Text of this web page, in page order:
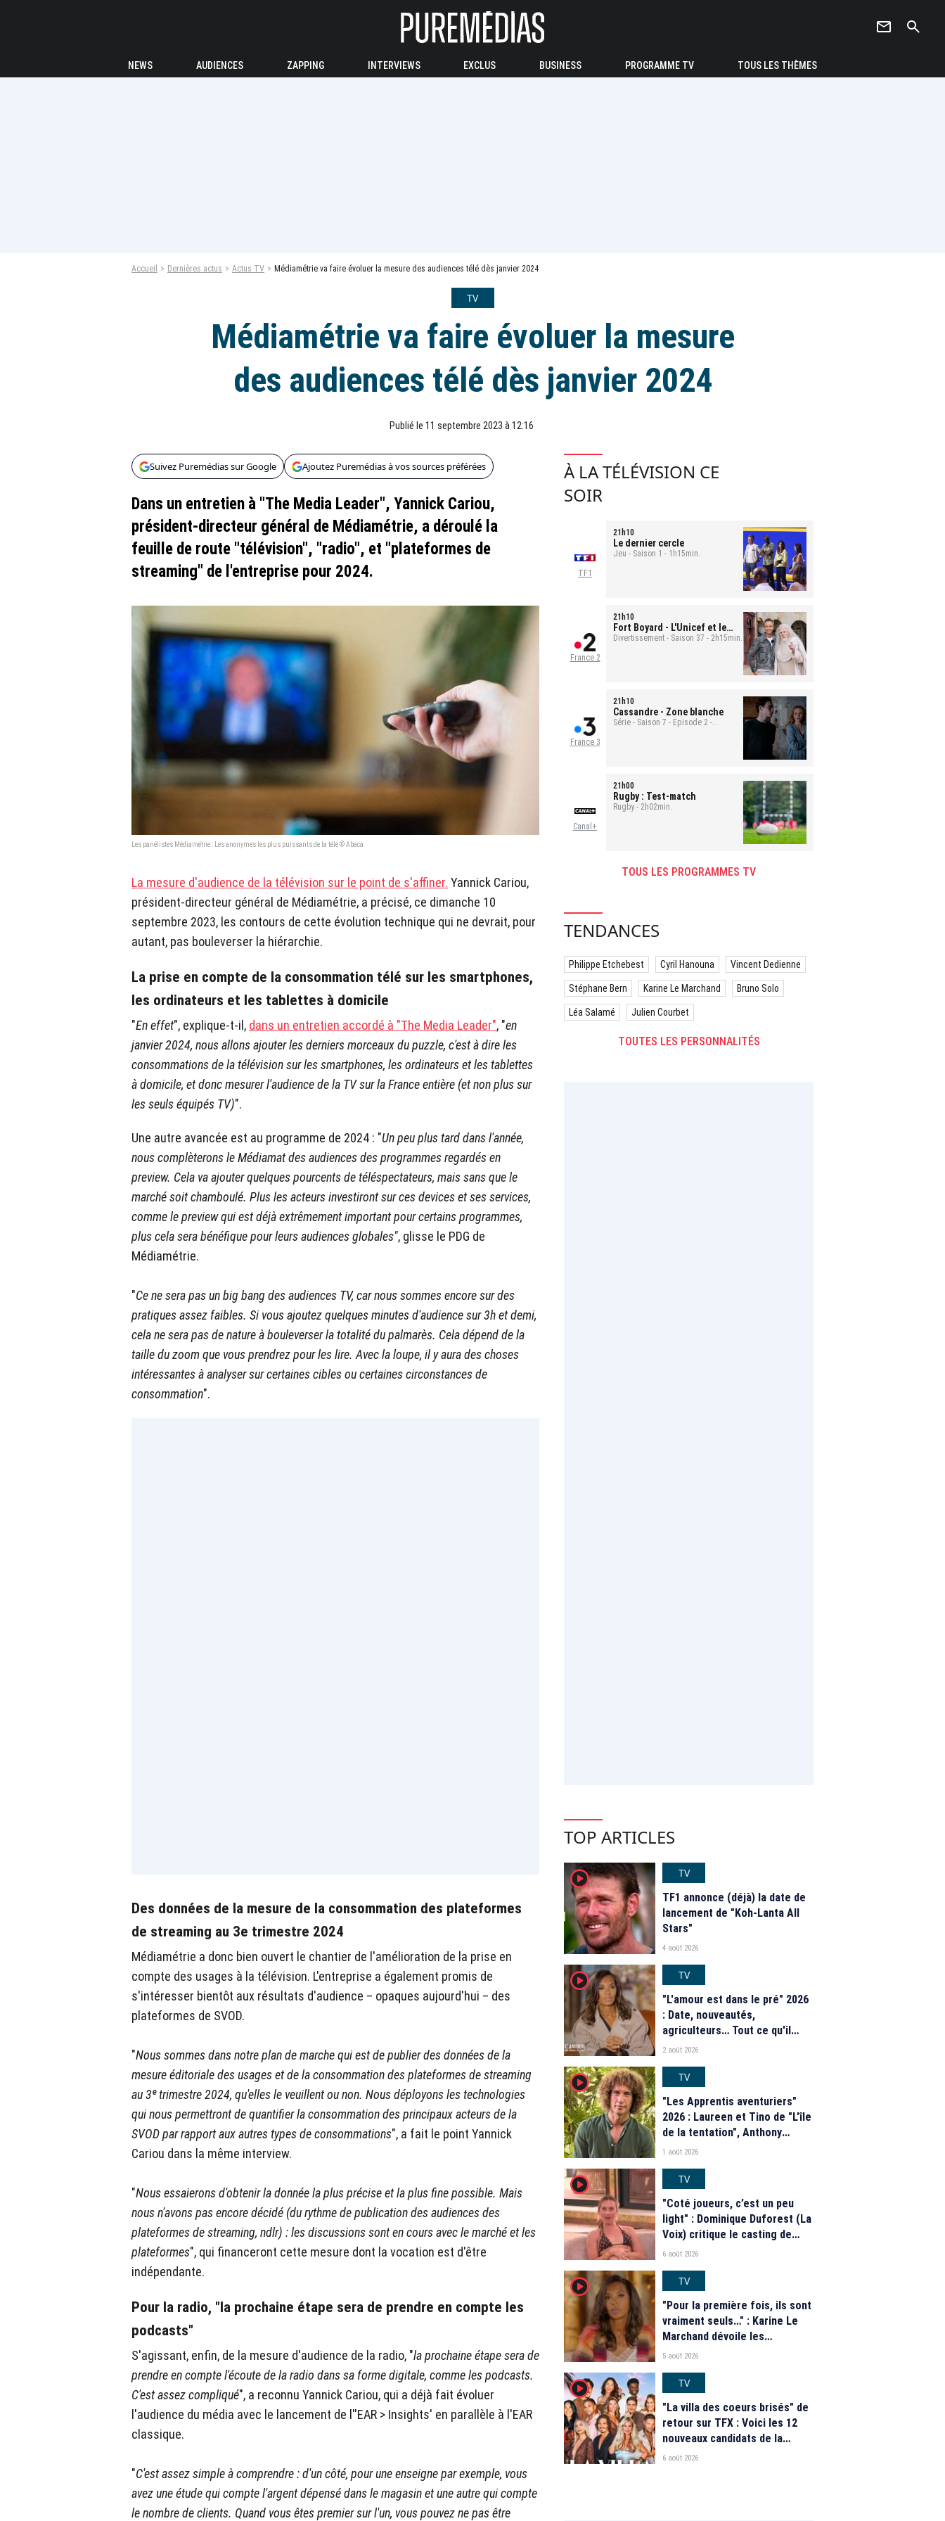
newsletter search
NEWS AUDIENCES ZAPPING INTERVIEWS EXCLUS BUSINESS PROGRAMME TV TOUS LES THÈMES
Accueil Dernières actus Actus TV Médiamétrie va faire évoluer la mesure des audiences télé dès janvier 2024
TV
Médiamétrie va faire évoluer la mesure
des audiences télé dès janvier 2024
Publié le 11 septembre 2023 à 12:16
Suivez Puremédias sur Google Ajoutez Puremédias à vos sources préférées
Dans un entretien à "The Media Leader", Yannick Cariou,
président-directeur général de Médiamétrie, a déroulé la
feuille de route "télévision", "radio", et "plateformes de
streaming" de l'entreprise pour 2024.
Les panélistes Médiamétrie : Les anonymes les plus puissants de la télé © Abaca
La mesure d'audience de la télévision sur le point de s'affiner. Yannick Cariou,
président-directeur général de Médiamétrie, a précisé, ce dimanche 10
septembre 2023, les contours de cette évolution technique qui ne devrait, pour
autant, pas bouleverser la hiérarchie.
La prise en compte de la consommation télé sur les smartphones,
les ordinateurs et les tablettes à domicile
"En effet", explique-t-il, dans un entretien accordé à "The Media Leader", "en
janvier 2024, nous allons ajouter les derniers morceaux du puzzle, c'est à dire les
consommations de la télévision sur les smartphones, les ordinateurs et les tablettes
à domicile, et donc mesurer l'audience de la TV sur la France entière (et non plus sur
les seuls équipés TV)".
Une autre avancée est au programme de 2024 : "Un peu plus tard dans l'année,
nous complèterons le Médiamat des audiences des programmes regardés en
preview. Cela va ajouter quelques pourcents de téléspectateurs, mais sans que le
marché soit chamboulé. Plus les acteurs investiront sur ces devices et ses services,
comme le preview qui est déjà extrêmement important pour certains programmes,
plus cela sera bénéfique pour leurs audiences globales", glisse le PDG de
Médiamétrie.
"Ce ne sera pas un big bang des audiences TV, car nous sommes encore sur des
pratiques assez faibles. Si vous ajoutez quelques minutes d'audience sur 3h et demi,
cela ne sera pas de nature à bouleverser la totalité du palmarès. Cela dépend de la
taille du zoom que vous prendrez pour les lire. Avec la loupe, il y aura des choses
intéressantes à analyser sur certaines cibles ou certaines circonstances de
consommation".
Des données de la mesure de la consommation des plateformes
de streaming au 3e trimestre 2024
Médiamétrie a donc bien ouvert le chantier de l'amélioration de la prise en
compte des usages à la télévision. L'entreprise a également promis de
s'intéresser bientôt aux résultats d'audience – opaques aujourd'hui – des
plateformes de SVOD.
"Nous sommes dans notre plan de marche qui est de publier des données de la
mesure éditoriale des usages et de la consommation des plateformes de streaming
au 3ᵉ trimestre 2024, qu'elles le veuillent ou non. Nous déployons les technologies
qui nous permettront de quantifier la consommation des principaux acteurs de la
SVOD par rapport aux autres types de consommations", a fait le point Yannick
Cariou dans la même interview.
"Nous essaierons d'obtenir la donnée la plus précise et la plus fine possible. Mais
nous n'avons pas encore décidé (du rythme de publication des audiences des
plateformes de streaming, ndlr) : les discussions sont en cours avec le marché et les
plateformes", qui financeront cette mesure dont la vocation est d'être
indépendante.
Pour la radio, "la prochaine étape sera de prendre en compte les
podcasts"
S'agissant, enfin, de la mesure d'audience de la radio, "la prochaine étape sera de
prendre en compte l'écoute de la radio dans sa forme digitale, comme les podcasts.
C'est assez compliqué", a reconnu Yannick Cariou, qui a déjà fait évoluer
l'audience du média avec le lancement de l''EAR > Insights' en parallèle à l'EAR
classique.
"C'est assez simple à comprendre : d'un côté, pour une enseigne par exemple, vous
avez une étude qui compte l'argent dépensé dans le magasin et une autre qui compte
le nombre de clients. Quand vous êtes premier sur l'un, vous pouvez ne pas être
À LA TÉLÉVISION CE
SOIR
TF1
21h10
Le dernier cercle
Jeu - Saison 1 - 1h15min.
France 2
21h10
Fort Boyard - L'Unicef et le
Refuge
Divertissement - Saison 37 - 2h15min.
France 3
21h10
Cassandre - Zone blanche
Série - Saison 7 - Épisode 2 -
Canal+
21h00
Rugby : Test-match
Rugby - 2h02min.
TOUS LES PROGRAMMES TV
TENDANCES
Philippe Etchebest Cyril Hanouna Vincent Dedienne
Stéphane Bern Karine Le Marchand Bruno Solo
Léa Salamé Julien Courbet
TOUTES LES PERSONNALITÉS
TOP ARTICLES
player2
TV
TF1 annonce (déjà) la date de
lancement de "Koh-Lanta All
Stars"
4 août 2026
player2
TV
"L'amour est dans le pré" 2026
: Date, nouveautés,
agriculteurs… Tout ce qu'il
faut savoir sur la saison 21 du
2 août 2026
player2
TV
"Les Apprentis aventuriers"
2026 : Laureen et Tino de "L'île
de la tentation", Anthony
Matéo, Jade Leboeuf... Le
de la télé-réalité de W9
1 août 2026
player2
TV
"Coté joueurs, c’est un peu
light" : Dominique Duforest (La
Voix) critique le casting de
"Secret Story" 2026
6 août 2026
player2
TV
"Pour la première fois, ils sont
vraiment seuls…" : Karine Le
Marchand dévoile les
nouveautés des speed dating
2026
5 août 2026
player2
TV
"La villa des coeurs brisés" de
retour sur TFX : Voici les 12
nouveaux candidats de la
saison 2026
6 août 2026